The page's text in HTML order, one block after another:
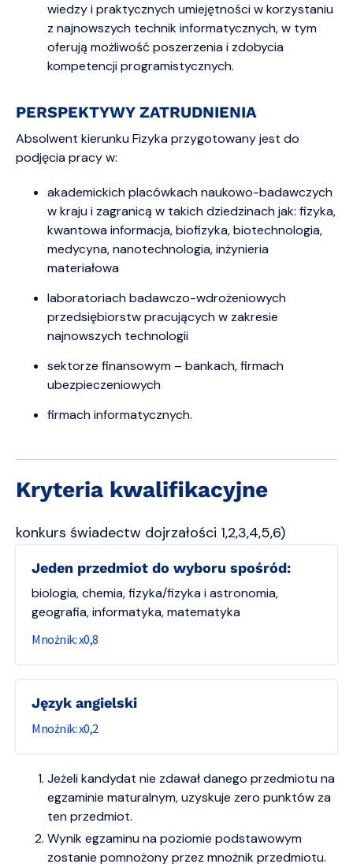
wiedzy i praktycznych umiejętności w korzystaniu
z najnowszych technik informatycznych, w tym
oferują możliwość poszerzenia i zdobycia
kompetencji programistycznych.
PERSPEKTYWY ZATRUDNIENIA
Absolwent kierunku Fizyka przygotowany jest do
podjęcia pracy w:
akademickich placówkach naukowo-badawczych
w kraju i zagranicą w takich dziedzinach jak: fizyka,
kwantowa informacja, biofizyka, biotechnologia,
medycyna, nanotechnologia, inżynieria
materiałowa
laboratoriach badawczo-wdrożeniowych
przedsiębiorstw pracujących w zakresie
najnowszych technologii
sektorze finansowym – bankach, firmach
ubezpieczeniowych
firmach informatycznych.
Kryteria kwalifikacyjne
konkurs świadectw dojrzałości 1,2,3,4,5,6)
jeden przedmiot do wyboru spośród:
biologia, chemia, fizyka/fizyka i astronomia,
geografia, informatyka, matematyka
0,8
język angielski
0,2
Jeżeli kandydat nie zdawał danego przedmiotu na
egzaminie maturalnym, uzyskuje zero punktów za
ten przedmiot.
Wynik egzaminu na poziomie podstawowym
zostanie pomnożony przez mnożnik przedmiotu.